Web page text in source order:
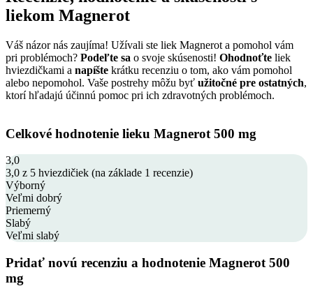
liekom Magnerot
Váš názor nás zaujíma! Užívali ste liek Magnerot a pomohol vám
pri problémoch? Podeľte sa o svoje skúsenosti! Ohodnoťte liek
hviezdičkami a napíšte krátku recenziu o tom, ako vám pomohol
alebo nepomohol. Vaše postrehy môžu byť užitočné pre ostatných,
ktorí hľadajú účinnú pomoc pri ich zdravotných problémoch.
Celkové hodnotenie lieku Magnerot 500 mg
3,0
3,0 z 5 hviezdičiek (na základe 1 recenzie)
Výborný
Veľmi dobrý
Priemerný
Slabý
Veľmi slabý
Pridať novú recenziu a hodnotenie Magnerot 500
mg